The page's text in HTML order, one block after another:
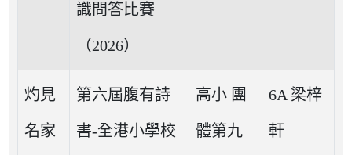
識問答比賽
（2026）
灼見
名家
第六屆腹有詩
書-全港小學校
高小 團
體第九
6A 梁梓
軒